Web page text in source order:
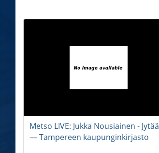
Metso LIVE: Jukka Nousiainen - Jytää
― Tampereen kaupunginkirjasto